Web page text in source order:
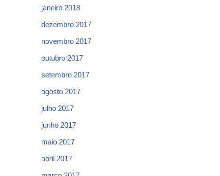
janeiro 2018
dezembro 2017
novembro 2017
outubro 2017
setembro 2017
agosto 2017
julho 2017
junho 2017
maio 2017
abril 2017